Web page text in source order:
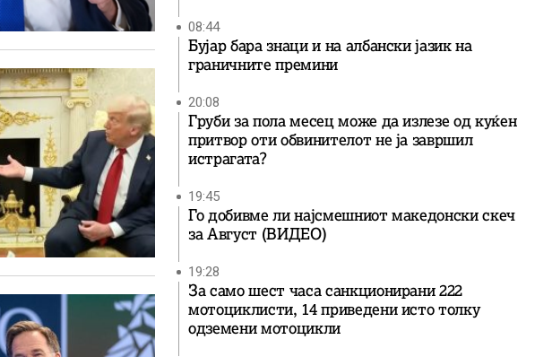
08:44
Бујар бара знаци и на албански јазик на
граничните премини
20:08
Груби за пола месец може да излезе од куќен
притвор оти обвинителот не ја завршил
истрагата?
19:45
Го добивме ли најсмешниот македонски скеч
за Август (ВИДЕО)
19:28
За само шест часа санкционирани 222
мотоциклисти, 14 приведени исто толку
одземени мотоцикли